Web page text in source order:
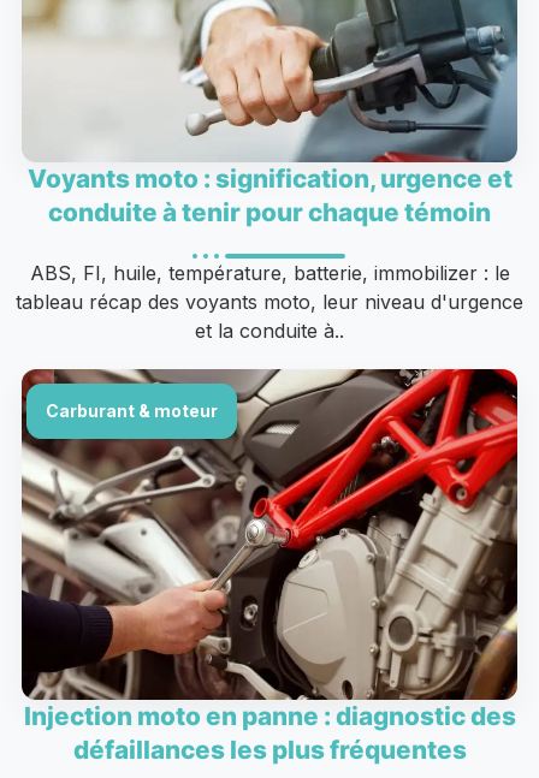
Voyants moto : signification, urgence et
conduite à tenir pour chaque témoin
ABS, FI, huile, température, batterie, immobilizer : le
tableau récap des voyants moto, leur niveau d'urgence
et la conduite à..
Carburant & moteur
Injection moto en panne : diagnostic des
défaillances les plus fréquentes